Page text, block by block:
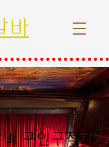
바
구인구직